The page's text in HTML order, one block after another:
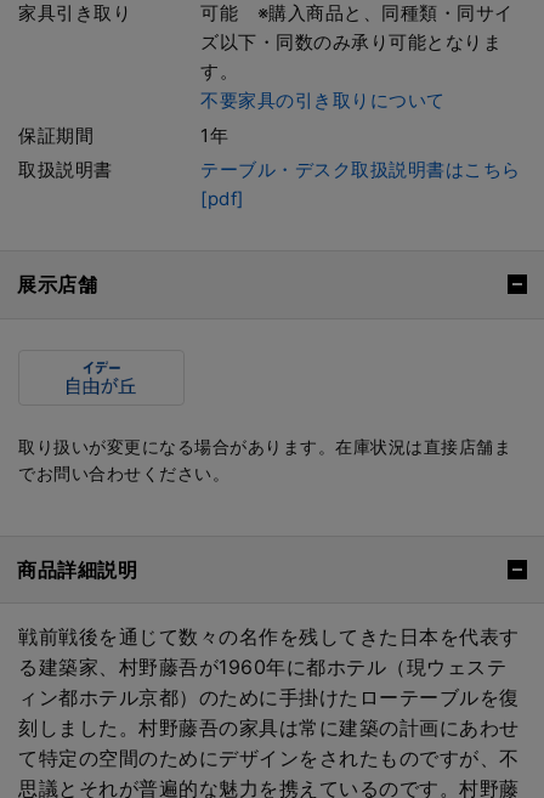
家具引き取り
可能 ※購入商品と、同種類・同サイ
ズ以下・同数のみ承り可能となりま
す。
不要家具の引き取りについて
保証期間
1年
取扱説明書
テーブル・デスク取扱説明書はこちら
[pdf]
展示店舗
取り扱いが変更になる場合があります。在庫状況は直接店舗ま
でお問い合わせください。
商品詳細説明
戦前戦後を通じて数々の名作を残してきた日本を代表す
る建築家、村野藤吾が1960年に都ホテル（現ウェステ
ィン都ホテル京都）のために手掛けたローテーブルを復
刻しました。村野藤吾の家具は常に建築の計画にあわせ
て特定の空間のためにデザインをされたものですが、不
思議とそれが普遍的な魅力を携えているのです。村野藤